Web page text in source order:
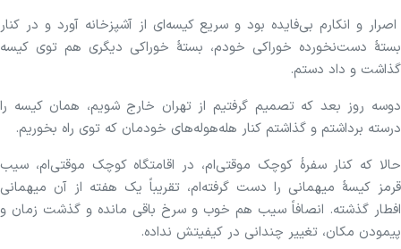
اصرار و انکارم بی‌فایده بود و سریع کیسه‌ای از آشپزخانه آورد و در کنار
بستهٔ دست‌نخورده خوراکی خودم، بستهٔ خوراکی دیگری هم توی کیسه
گذاشت و داد دستم‌.
دوسه روز بعد که تصمیم گرفتیم از تهران خارج شویم، همان کیسه را
درسته برداشتم و گذاشتم کنار هله‌هوله‌های خودمان که توی راه بخوریم.
حالا که کنار سفرهٔ کوچک موقتی‌ام، در اقامتگاه کوچک موقتی‌ام، سیب
قرمز کیسهٔ میهمانی را دست گرفته‌ام، تقریباً یک هفته از آن میهمانی
افطار گذشته. انصافاً سیب هم خوب و سرخ باقی مانده و گذشت زمان و
پیمودن مکان، تغییر چندانی در کیفیتش نداده.